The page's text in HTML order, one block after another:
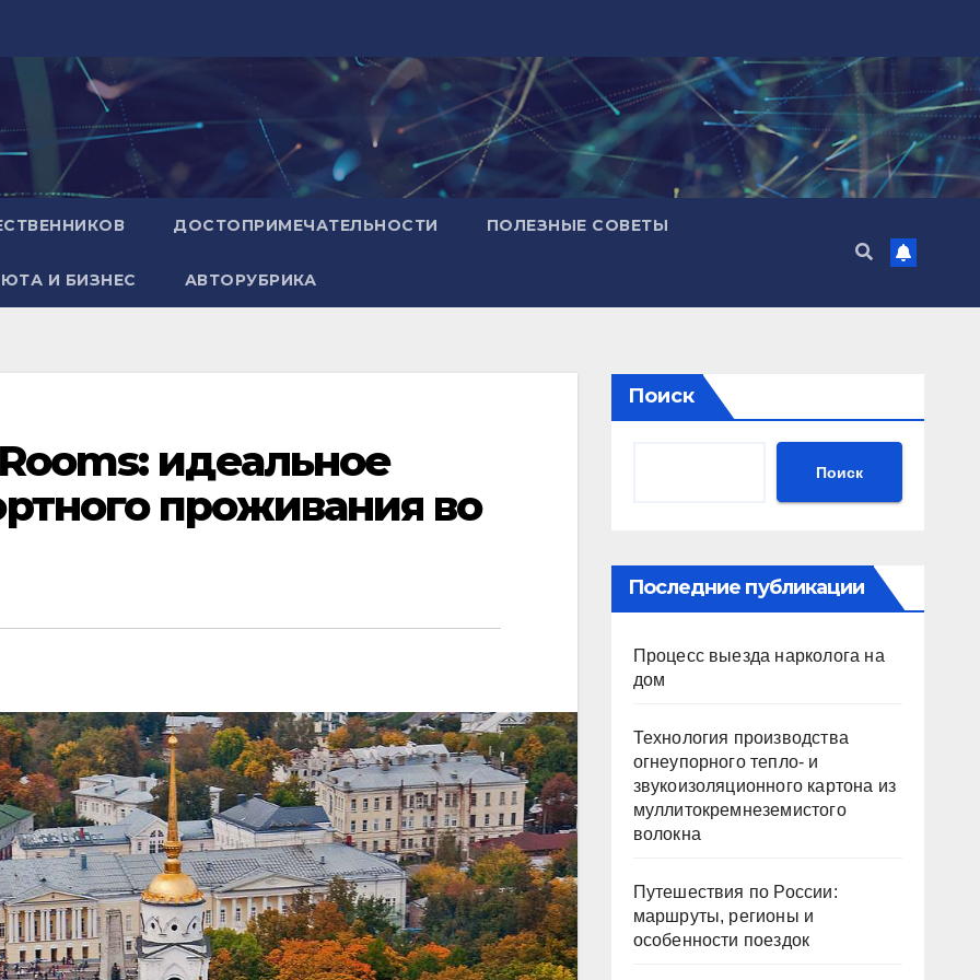
ДОСТОПРИМЕЧАТЕЛЬНОСТИ ПОЛЕЗНЫЕ СОВЕТЫ
И БИЗНЕС АВТОРУБРИКА
идеальное
проживания во
Поиск
Поиск
Последние публикации
Процесс выезда нарколога на
дом
Технология производства
огнеупорного тепло- и
звукоизоляционного картона из
муллитокремнеземистого
волокна
Путешествия по России:
маршруты, регионы и
особенности поездок